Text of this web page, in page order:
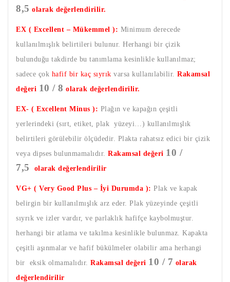
8,5 olarak değerlendirilir.
EX ( Excellent – Mükemmel ): Minimum derecede
kullanılmışlık belirtileri bulunur. Herhangi bir çizik
bulunduğu takdirde bu tanımlama kesinlikle kullanılmaz;
sadece çok hafif bir kaç sıyrık varsa kullanılabilir. Rakamsal
değeri 10 / 8 olarak değerlendirilir.
EX- ( Excellent Minus ): Plağın ve kapağın çeşitli
yerlerindeki (sırt, etiket, plak yüzeyi…) kullanılmışlık
belirtileri görülebilir ölçüdedir. Plakta rahatsız edici bir çizik
veya dipses bulunmamalıdır. Rakamsal değeri 10 /
7,5
olarak değerlendirilir
VG+ ( Very Good Plus – İyi Durumda ): Plak ve kapak
belirgin bir kullanılmışlık arz eder. Plak yüzeyinde çeşitli
sıyrık ve izler vardır, ve parlaklık hafifçe kaybolmuştur.
herhangi bir atlama ve takılma kesinlikle bulunmaz. Kapakta
çeşitli aşınmalar ve hafif bükülmeler olabilir ama herhangi
bir eksik olmamalıdır. Rakamsal değeri 10 / 7 olarak
değerlendirilir